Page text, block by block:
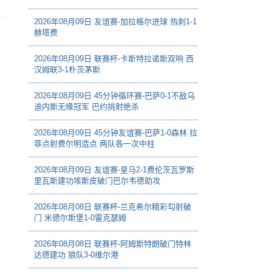
2026年08月09日 友谊赛-加拉格尔进球 热刺1-1
赫塔费
2026年08月09日 联赛杯-卡斯特拉诺斯双响 西
汉姆联3-1朴茨茅斯
2026年08月09日 45分钟循环赛-巴萨0-1不敌乌
迪内斯无缘冠军 巴约挑射绝杀
2026年08月09日 45分钟友谊赛-巴萨1-0森林 拉
菲点射费尔明造点 两队各一次中柱
2026年08月09日 友谊赛-皇马2-1费伦茨瓦罗斯
里瓦斯建功埃斯皮破门巴尔韦德助攻
2026年08月08日 联赛杯-兰克希尔精彩勾射破
门 米德尔斯堡1-0雷克瑟姆
2026年08月08日 联赛杯-阿姆斯特朗破门特林
达德建功 狼队3-0维尔港